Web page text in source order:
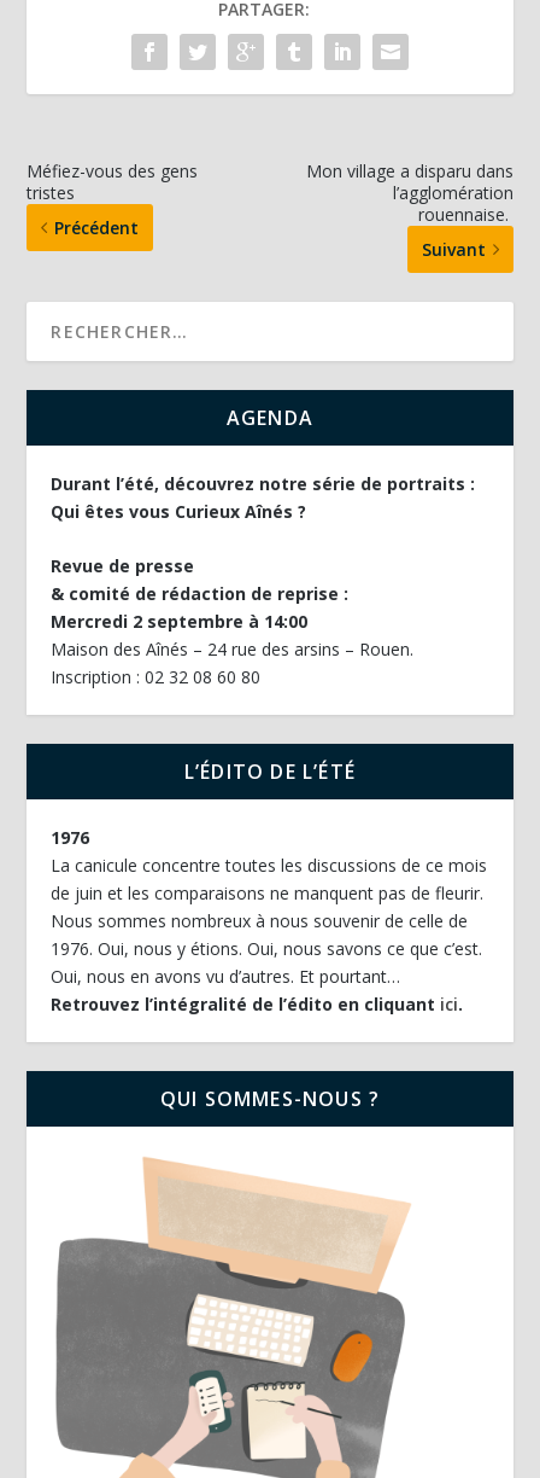
PARTAGER:
Méfiez-vous des gens
tristes
Précédent
Mon village a disparu dans
l’agglomération
rouennaise.
Suivant
AGENDA
Durant l’été, découvrez notre série de portraits :
Qui êtes vous Curieux Aînés ?
Revue de presse
& comité de rédaction de reprise :
Mercredi 2 septembre à 14:00
Maison des Aînés – 24 rue des arsins – Rouen.
Inscription : 02 32 08 60 80
L’ÉDITO DE L’ÉTÉ
1976
La canicule concentre toutes les discussions de ce mois
de juin et les comparaisons ne manquent pas de fleurir.
Nous sommes nombreux à nous souvenir de celle de
1976. Oui, nous y étions. Oui, nous savons ce que c’est.
Oui, nous en avons vu d’autres. Et pourtant…
Retrouvez l’intégralité de l’édito en cliquant ici.
QUI SOMMES-NOUS ?